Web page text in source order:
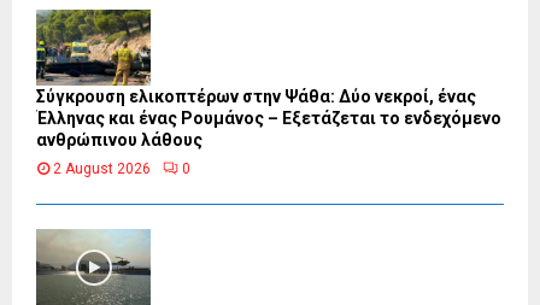
Σύγκρουση ελικοπτέρων στην Ψάθα: Δύο νεκροί, ένας
Έλληνας και ένας Ρουμάνος – Εξετάζεται το ενδεχόμενο
ανθρώπινου λάθους
2 August 2026 0